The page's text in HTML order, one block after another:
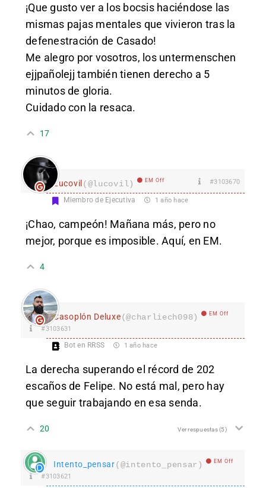
¡Que gusto ver a los bocsis haciéndose las
mismas pajas mentales que vivieron tras la
defenestración de Casado!
Me alegro por vosotros, los untermenschen
ejjpañolejj también tienen derecho a 5
minutos de gloria.
Cuidado con la resaca.
17
Lucovil(@lucovil) EM Off #3103670
Miembro de Ejecutiva 1 año hace
¡Chao, campeón! Mañana más, pero no
mejor, porque es imposible. Aquí, en EM.
4
Casoplón Deluxe(@charliech098) EM Off
#3103631
Bot en RRSS 1 año hace
La derecha superando el récord de 202
escaños de Felipe. No está mal, pero hay
que seguir trabajando en esa senda.
20 Ver respuestas(5)
Intento_pensar(@intento_pensar) EM Off
#3103621